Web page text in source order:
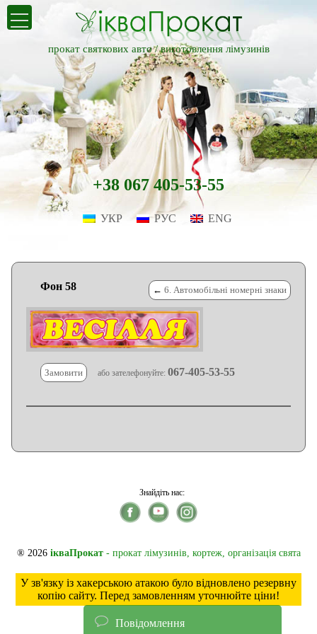
прокат святкових авто /виготовлення лімузинів
+38 067 405-53-55
УКР РУС ENG
Фон 58 ← 6. Автомобільні номерні знаки
Замовити або зателефонуйте:067-405-53-55
Знайдіть нас:
® 2026 ікваПрокат- прокат лімузинів, кортеж, організація свята
У зв'язку із хакерською атакою було відновлено резервну
копію сайту. Перед замовленням уточнюйте ціни!
Повідомлення